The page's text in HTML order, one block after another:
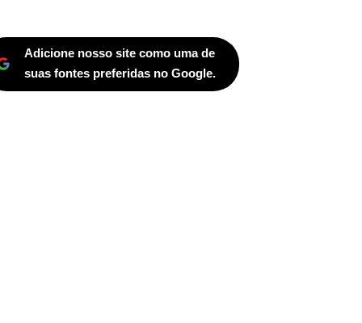
Adicione nosso site como uma de
suas fontes preferidas no Google.